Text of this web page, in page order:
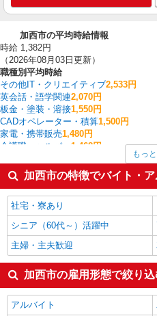
加西市の平均時給情報
時給 1,382円
（2026年08月03日更新）
職種別平均時給
その他IT・クリエイティブ2,533円
英会話・語学関連2,070円
板金・塗装・溶接1,550円
CADオペレーター・積算1,500円
家電・携帯販売1,480円
介護職・ヘルパー 1,468円
建物管理・設備管理・マンション管理
製造・組立・加工1,412円
一般・営業事務1,400円
加西市の他の職種の平均時給を見る
もっ
加西市の特徴でバイト・
社宅・寮あり
シニア（60代～）活躍中
主婦・主夫歓迎
加西市の雇用形態で絞り込
アルバイト